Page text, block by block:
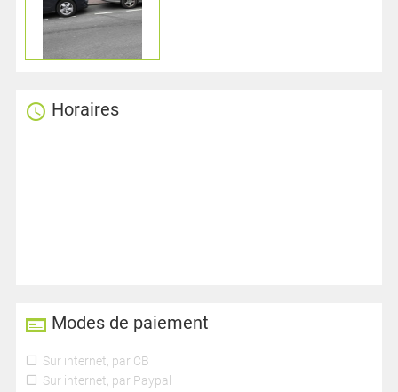
Horaires
Modes de paiement
Sur internet, par CB
Sur internet, par Paypal